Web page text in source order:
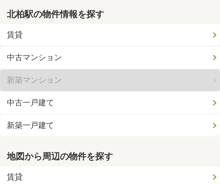
北柏駅の物件情報を探す
賃貸
中古マンション
新築マンション
中古一戸建て
新築一戸建て
地図から周辺の物件を探す
賃貸